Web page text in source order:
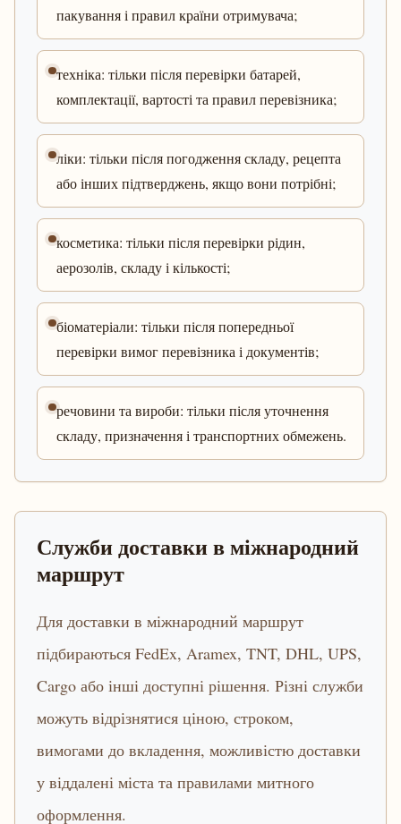
пакування і правил країни отримувача;
техніка: тільки після перевірки батарей,
комплектації, вартості та правил перевізника;
ліки: тільки після погодження складу, рецепта
або інших підтверджень, якщо вони потрібні;
косметика: тільки після перевірки рідин,
аерозолів, складу і кількості;
біоматеріали: тільки після попередньої
перевірки вимог перевізника і документів;
речовини та вироби: тільки після уточнення
складу, призначення і транспортних обмежень.
Служби доставки в міжнародний
маршрут
Для доставки в міжнародний маршрут
підбираються FedEx, Aramex, TNT, DHL, UPS,
Cargo або інші доступні рішення. Різні служби
можуть відрізнятися ціною, строком,
вимогами до вкладення, можливістю доставки
у віддалені міста та правилами митного
оформлення.